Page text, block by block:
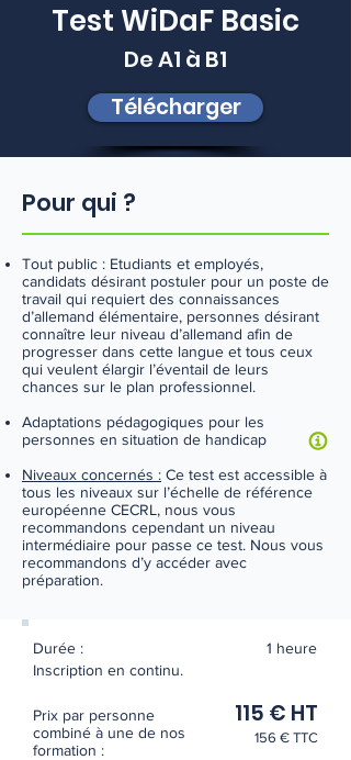
Test WiDaF Basic
De A1 à B1
Télécharger
Pour qui ?
Tout public : Etudiants et employés,
candidats désirant postuler pour un poste de
travail qui requiert des connaissances
d’allemand élémentaire, personnes désirant
connaître leur niveau d’allemand afin de
progresser dans cette langue et tous ceux
qui veulent élargir l’éventail de leurs
chances sur le plan professionnel.
Adaptations pédagogiques pour les
personnes en situation de handicap
Niveaux concernés : Ce test est accessible à
tous les niveaux sur l’échelle de référence
européenne CECRL, nous vous
recommandons cependant un niveau
intermédiaire pour passe ce test. Nous vous
recommandons d’y accéder avec
préparation.
Durée :
1 heure
Inscription en continu.
Prix par personne
combiné à une de nos
formation :
115 € HT
156 € TTC